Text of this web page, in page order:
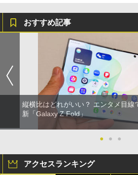
おすすめ記事
縦横比はどれがいい？ エンタメ目線
新「Galaxy Z Fold」
● ● ●
アクセスランキング